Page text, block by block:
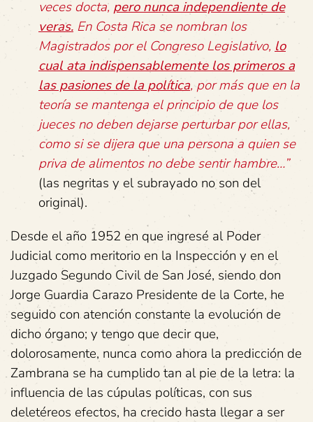
veces docta, pero nunca independiente de
veras. En Costa Rica se nombran los
Magistrados por el Congreso Legislativo, lo
cual ata indispensablemente los primeros a
las pasiones de la política, por más que en la
teoría se mantenga el principio de que los
jueces no deben dejarse perturbar por ellas,
como si se dijera que una persona a quien se
priva de alimentos no debe sentir hambre…”
(las negritas y el subrayado no son del
original).
Desde el año 1952 en que ingresé al Poder
Judicial como meritorio en la Inspección y en el
Juzgado Segundo Civil de San José, siendo don
Jorge Guardia Carazo Presidente de la Corte, he
seguido con atención constante la evolución de
dicho órgano; y tengo que decir que,
dolorosamente, nunca como ahora la predicción de
Zambrana se ha cumplido tan al pie de la letra: la
influencia de las cúpulas políticas, con sus
deletéreos efectos, ha crecido hasta llegar a ser